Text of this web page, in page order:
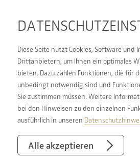
Diese Seite nutzt Cookies, Software und
Drittanbietern, um Ihnen ein optimales
bieten. Dazu zählen Funktionen, die für
unbedingt notwendig sind und
Sie zustimmen müssen. Weitere
bei den Hinweisen zu den einzelnen
ausführlich in unseren
Alle akzeptieren
DUSCHE
EINFACHE